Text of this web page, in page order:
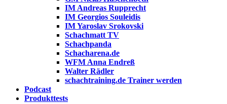
IM Andreas Rupprecht
IM Georgios Souleidis
IM Yaroslav Srokovski
Schachmatt TV
Schachpanda
Schacharena.de
WFM Anna Endreß
Walter Rädler
schachtraining.de Trainer werden
Podcast
Produkttests